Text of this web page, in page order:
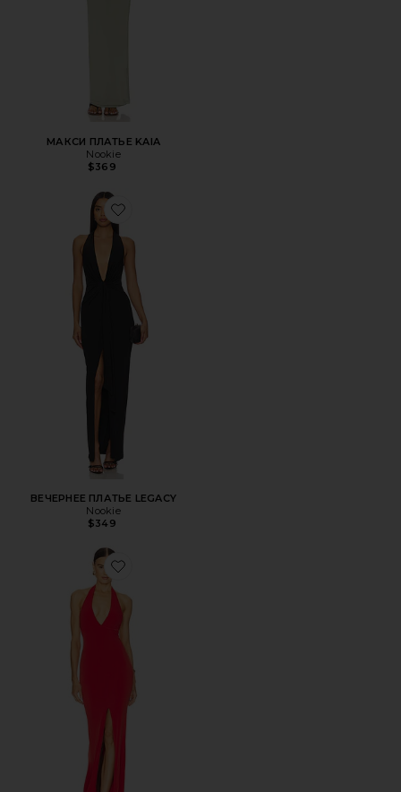
МАКСИ ПЛАТЬЕ KAIA
Nookie
$369
Favorite ВЕЧЕРНЕЕ ПЛАТЬЕ LEGACY
ВЕЧЕРНЕЕ ПЛАТЬЕ LEGACY
Nookie
$349
Favorite ВЕЧЕРНЕЕ ПЛАТЬЕ ILLEGAL